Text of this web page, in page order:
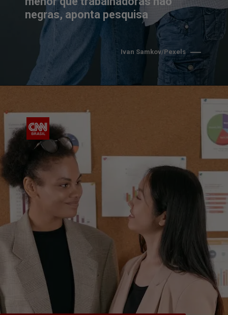
negras, aponta pesquisa
Ivan Samkov/Pexels